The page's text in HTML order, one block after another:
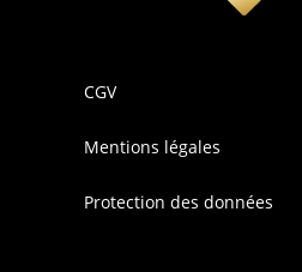
CGV
Mentions légales
Protection des données